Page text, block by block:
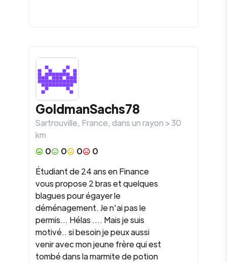
GoldmanSachs78
Sartrouville, France, dans un rayon >30
km
0
0 0
0
Étudiant de 24 ans en Finance
vous propose 2 bras et quelques
blagues pour égayer le
déménagement. Je n'ai pas le
permis... Hélas .... Mais je suis
motivé.. si besoin je peux aussi
venir avec mon jeune frère qui est
tombé dans la marmite de potion